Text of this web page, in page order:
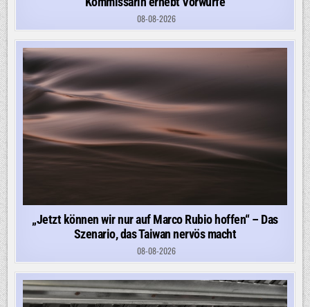
08-08-2026
„Jetzt können wir nur auf Marco Rubio hoffen“ – Das
Szenario, das Taiwan nervös macht
08-08-2026